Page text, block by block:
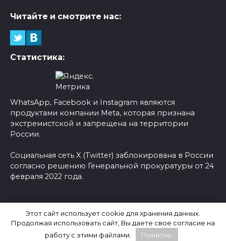
Читайте и смотрите нас:
Статистика:
WhatsApp, Facebook и Instagram являются
продуктами компании Meta, которая признана
экстремистской и запрещена на территории
России.
Социальная сеть X (Twitter) заблокирована в России
согласно решению Генеральной прокуратуры от 24
февраля 2022 года.
Последние новости России
Этот сайт использует cookie для хранения данных.
Продолжая использовать сайт, Вы даете свое согласие на
работу с этими файлами.
Понятно.